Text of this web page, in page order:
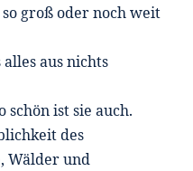
groß oder noch weit
aus nichts
schön ist sie auch.
des
Wälder und